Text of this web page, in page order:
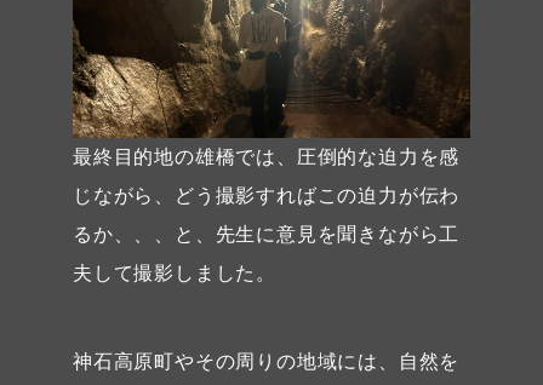
最終目的地の雄橋では、圧倒的な迫力を感
じながら、どう撮影すればこの迫力が伝わ
るか、、、と、先生に意見を聞きながら工
夫して撮影しました。
神石高原町やその周りの地域には、自然を